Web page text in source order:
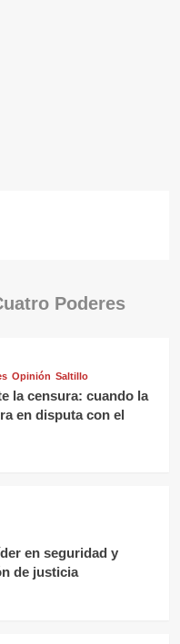
Poderes
Opinión Saltillo
la censura: cuando la
en disputa con el
en seguridad y
de justicia